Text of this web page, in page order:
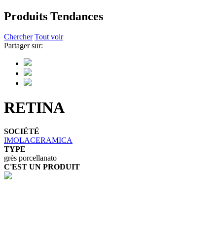
Produits Tendances
Chercher Tout voir
Partager sur:
RETINA
SOCIÉTÉ
IMOLACERAMICA
TYPE
grès porcellanato
C'EST UN PRODUIT